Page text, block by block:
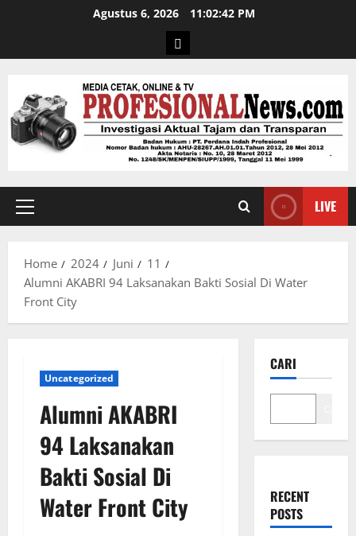
Agustus 6, 2026 11:02:43 PM
LIVE
Home 2024 Juni
11
Alumni AKABRI 94 Laksanakan Bakti Sosial Di Water
Front City
Uncategorized
Alumni AKABRI
94 Laksanakan
Bakti Sosial Di
Water Front City
CARI
RECENT
POSTS